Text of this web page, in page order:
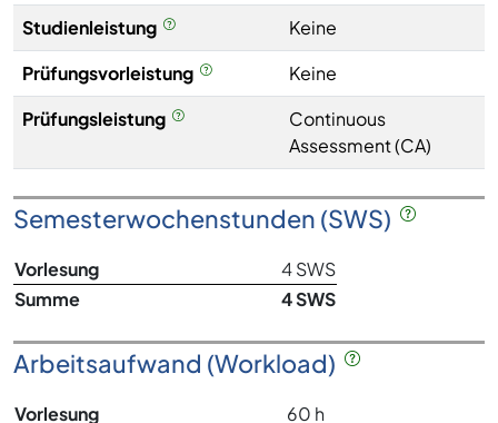
Studienleistung
Keine
Prüfungsvorleistung
Keine
Prüfungsleistung
Continuous
Assessment (CA)
Semesterwochenstunden (SWS)
Vorlesung
4 SWS
Summe
4 SWS
Arbeitsaufwand (Workload)
Vorlesung 60 h